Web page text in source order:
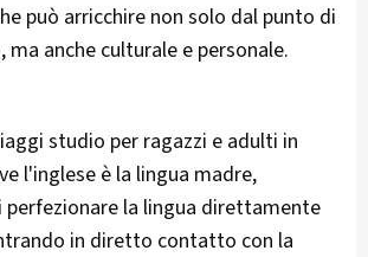
può arricchire non solo dal punto di
anche culturale e personale.
studio per ragazzi e adulti in
l'inglese è la lingua madre,
la lingua direttamente
in diretto contatto con la